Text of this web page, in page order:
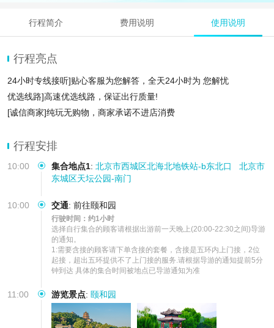
行程简介 费用说明 使用说明
行程亮点
24小时专线接听]贴心客服为您解答，全天24小时为 您解忧
优选线路]高速优选线路，保证出行质量!
[诚信商家]纯玩无购物，商家承诺不进店消费
行程安排
10:00 集合地点1: 北京市西城区北海北地铁站-b东北口
北京市
东城区天坛公园-南门
10:00 交通: 前往颐和园
行驶时间：约1小时
选择自行集合的顾客请根据出游前一天晚上(20:00-22:30之间)导游
的通知。
1:需要含接的顾客请下单含接的套餐，含接是五环内上门接，2位
起接，超出五环提供不了上门接的服务.请根据导游的通知提前5分
钟到达 具体的集合时间被地点已导游通知为准
11:00 游览景点: 颐和园